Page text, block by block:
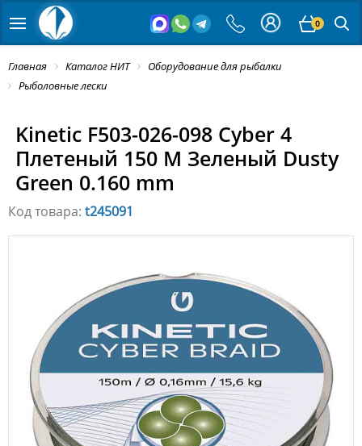
0
Главная Каталог НИТ
Оборудование для рыбалки
Рыболовные лески
Kinetic F503-026-098 Cyber 4
Плетеный 150 M Зеленый Dusty
Green 0.160 mm
Код товара: t245091